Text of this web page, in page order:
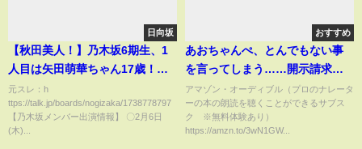
日向坂
【秋田美人！】乃木坂6期生、1
人目は矢田萌華ちゃん17歳！！
【乃木坂46】
元スレ：h
ttps://talk.jp/boards/nogizaka/1738778797
【乃木坂メンバー出演情報】 〇2月6日
(木)...
おすすめ
あおちゃんぺ、とんでもない事
を言ってしまう……開示請求が
通らなくなっちゃうかもよ？
アマゾン・オーディブル（プロのナレータ
ーの本の朗読を聴くことができるサブス
ク ※無料体験あり）
https://amzn.to/3wN1GW...